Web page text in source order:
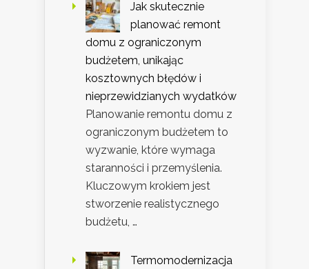
Jak skutecznie
planować remont
domu z ograniczonym
budżetem, unikając
kosztownych błędów i
nieprzewidzianych wydatków
Planowanie remontu domu z
ograniczonym budżetem to
wyzwanie, które wymaga
staranności i przemyślenia.
Kluczowym krokiem jest
stworzenie realistycznego
budżetu, …
Termomodernizacja